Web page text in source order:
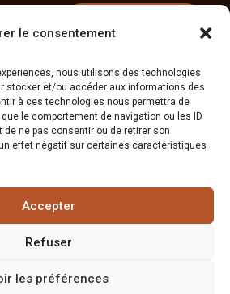
le consentement
nous utilisons des technologies
stocker et/ou accéder aux informations des
à ces technologies nous permettra de
le comportement de navigation ou les ID
ne pas consentir ou de retirer son
effet négatif sur certaines caractéristiques
Accepter
Refuser
les préférences
SUIVANT